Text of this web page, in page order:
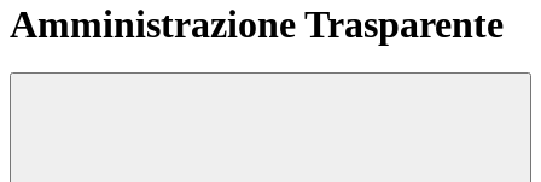
Amministrazione Trasparente